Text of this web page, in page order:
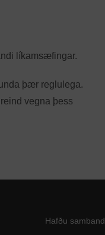
líkamsæfingar.
þær reglulega.
vegna þess
Hafðu samband